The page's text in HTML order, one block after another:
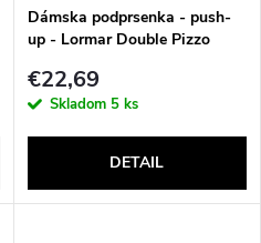
Dámska podprsenka - push-
up - Lormar Double Pizzo
€22,69
Skladom 5 ks
DETAIL